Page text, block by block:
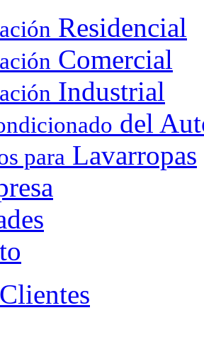
Residencial
Comercial
Industrial
del
para Lavarropas